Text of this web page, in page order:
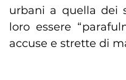
urbani a quella dei
loro essere
accuse e strette di